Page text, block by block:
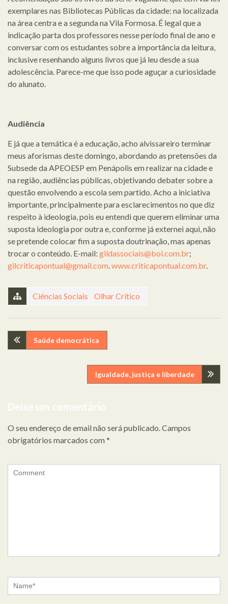
exemplares nas Bibliotecas Públicas da cidade: na localizada
na área centra e a segunda na Vila Formosa. É legal que a
indicação parta dos professores nesse período final de ano e
conversar com os estudantes sobre a importância da leitura,
inclusive resenhando alguns livros que já leu desde a sua
adolescência. Parece-me que isso pode aguçar a curiosidade
do alunato.
Audiência
E já que a temática é a educação, acho alvissareiro terminar
meus aforismas deste domingo, abordando as pretensões da
Subsede da APEOESP em Penápolis em realizar na cidade e
na região, audiências públicas, objetivando debater sobre a
questão envolvendo a escola sem partido. Acho a iniciativa
importante, principalmente para esclarecimentos no que diz
respeito à ideologia, pois eu entendi que querem eliminar uma
suposta ideologia por outra e, conforme já externei aqui, não
se pretende colocar fim a suposta doutrinação, mas apenas
trocar o conteúdo. E-mail: gildassociais@bol.com.br;
gilcriticapontual@gmail.com www.criticapontual.com.br.
Ciências Sociais Olhar Crítico
Navegação
Saúde democrática
Igualdade, justiça e liberdade
Deixe um comentário
O seu endereço de email não será publicado. Campos
obrigatórios marcados com *